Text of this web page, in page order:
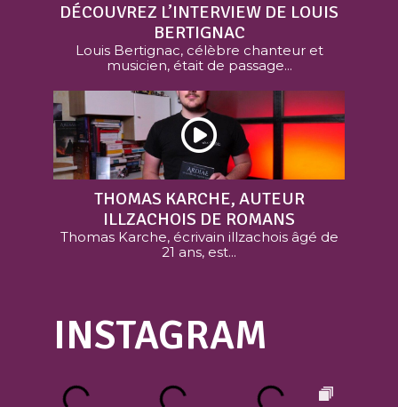
DÉCOUVREZ L’INTERVIEW DE LOUIS
BERTIGNAC
Louis Bertignac, célèbre chanteur et
musicien, était de passage...
THOMAS KARCHE, AUTEUR
ILLZACHOIS DE ROMANS
Thomas Karche, écrivain illzachois âgé de
21 ans, est...
INSTAGRAM